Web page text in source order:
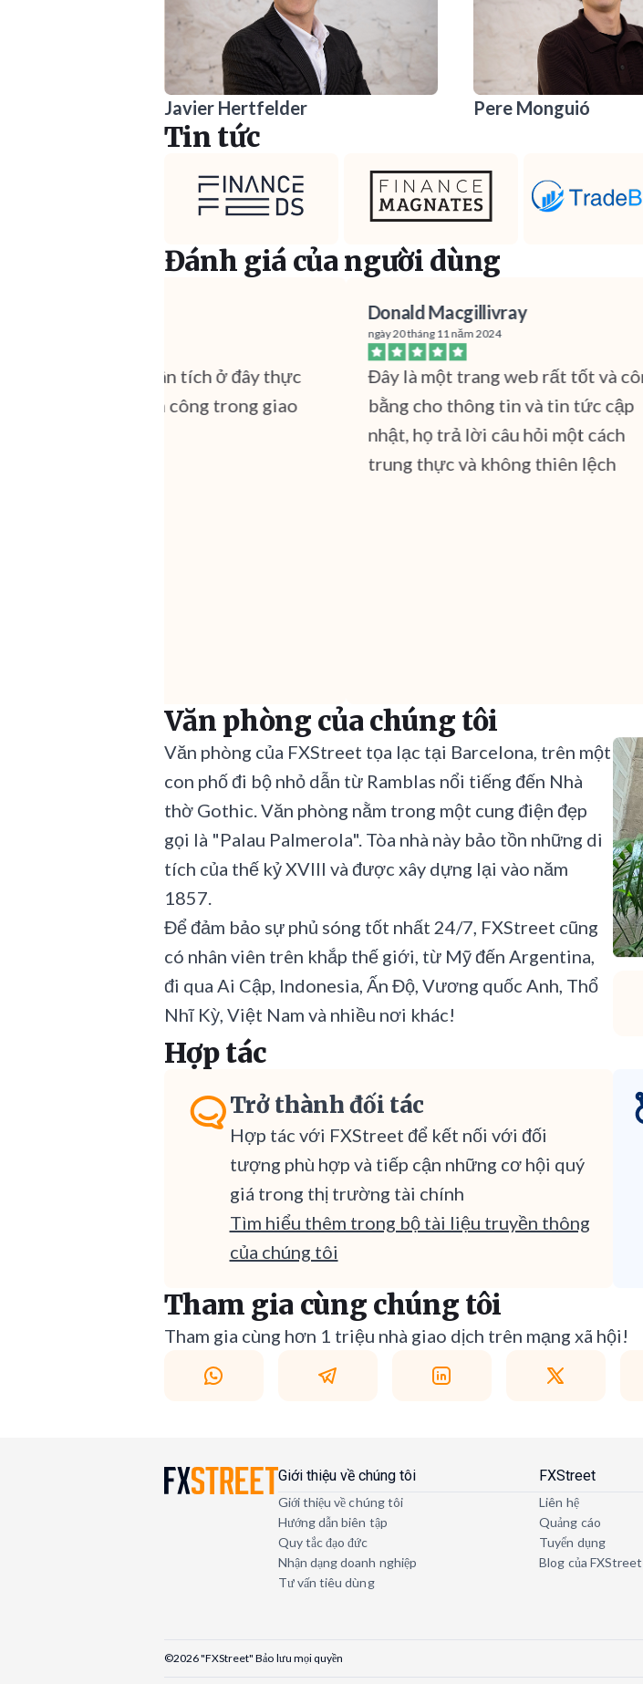
Javier Hertfelder Pere Monguió
Tin tức
Đánh giá của người dùng
Có những nhà phân tích ở đây thực
sự giúp bạn thành công trong giao
Donald Macgillivray
ngày 20 tháng 11 năm 2024
Đây là một trang web rất tốt và công
bằng cho thông tin và tin tức cập
nhật, họ trả lời câu hỏi một cách
trung thực và không thiên lệch
Văn phòng của chúng tôi
Văn phòng của FXStreet tọa lạc tại Barcelona, trên một
con phố đi bộ nhỏ dẫn từ Ramblas nổi tiếng đến Nhà
thờ Gothic. Văn phòng nằm trong một cung điện đẹp
gọi là "Palau Palmerola". Tòa nhà này bảo tồn những di
tích của thế kỷ XVIII và được xây dựng lại vào năm
1857.
Để đảm bảo sự phủ sóng tốt nhất 24/7, FXStreet cũng
có nhân viên trên khắp thế giới, từ Mỹ đến Argentina,
đi qua Ai Cập, Indonesia, Ấn Độ, Vương quốc Anh, Thổ
Nhĩ Kỳ, Việt Nam và nhiều nơi khác!
Hợp tác
Trở thành đối tác
Hợp tác với FXStreet để kết nối với đối
tượng phù hợp và tiếp cận những cơ hội quý
giá trong thị trường tài chính
Tìm hiểu thêm trong bộ tài liệu truyền thông
của chúng tôi
Tham gia cùng chúng tôi
Tham gia cùng hơn 1 triệu nhà giao dịch trên mạng xã hội!
Giới thiệu về chúng tôi
Giới thiệu về chúng tôi
Hướng dẫn biên tập
Quy tắc đạo đức
Nhận dạng doanh nghiệp
Tư vấn tiêu dùng
FXStreet
Liên hệ
Quảng cáo
Tuyển dụng
Blog của FXStreet
©2026 "FXStreet" Bảo lưu mọi quyền